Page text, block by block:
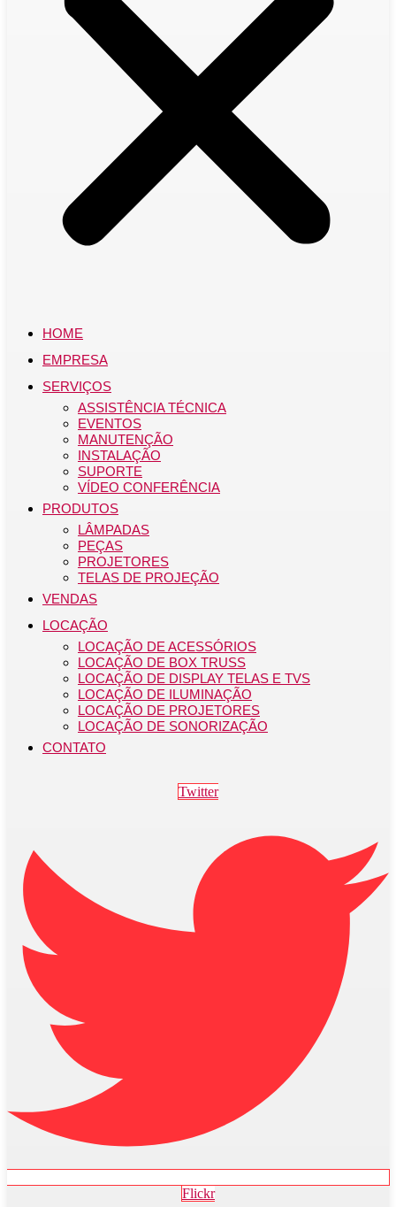
HOME
EMPRESA
SERVIÇOS
ASSISTÊNCIA TÉCNICA
EVENTOS
MANUTENÇÃO
INSTALAÇÃO
SUPORTE
VÍDEO CONFERÊNCIA
PRODUTOS
LÂMPADAS
PEÇAS
PROJETORES
TELAS DE PROJEÇÃO
VENDAS
LOCAÇÃO
LOCAÇÃO DE ACESSÓRIOS
LOCAÇÃO DE BOX TRUSS
LOCAÇÃO DE DISPLAY TELAS E TVS
LOCAÇÃO DE ILUMINAÇÃO
LOCAÇÃO DE PROJETORES
LOCAÇÃO DE SONORIZAÇÃO
CONTATO
Twitter
Flickr